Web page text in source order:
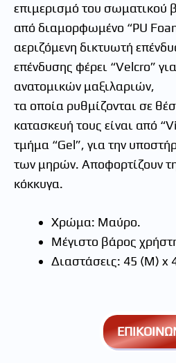
επιμερισμό του σωματικού
από διαμορφωμένο “PU
αεριζόμενη δικτυωτή
επένδυσης φέρει “Velcro”
ανατομικών μαξιλαριών,
τα οποία ρυθμίζονται σε
κατασκευή τους είναι από
τμήμα “Gel”, για την
των μηρών. Αποφορτίζουν
κόκκυγα.
Χρώμα: Μαύρο.
Μέγιστο βάρος
Διαστάσεις: 45 (Μ) x